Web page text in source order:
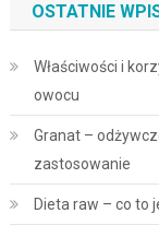
OSTATNIE
Właściwości i
owocu
Granat –
zastosowanie
Dieta raw – co to